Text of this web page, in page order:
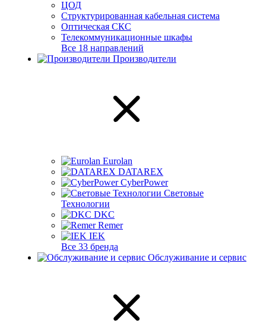
ЦОД
Структурированная кабельная система
Оптическая СКС
Телекоммуникационные шкафы
Все 18 направлений
Производители
Eurolan
DATAREX
CyberPower
Световые
Технологии
DKC
Remer
IEK
Все 33 бренда
Обслуживание и сервис